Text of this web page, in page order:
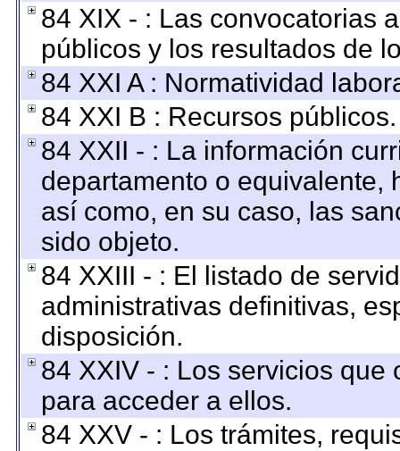
84 XIX - : Las convocatorias
públicos y los resultados de
84 XXI A : Normatividad
84 XXI B : Recursos públicos.
84 XXII - : La información
departamento o equivalente,
así como, en su caso, las
sido objeto.
84 XXIII - : El listado de
administrativas definitivas,
disposición.
84 XXIV - : Los servicios
para acceder a ellos.
84 XXV - : Los trámites,